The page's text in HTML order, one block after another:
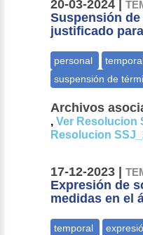
20-03-2024 |
Suspensión
justificado
Archivos
,Ver Resolucion
Resolucion
17-12-2023 |
Expresión de
medidas en el